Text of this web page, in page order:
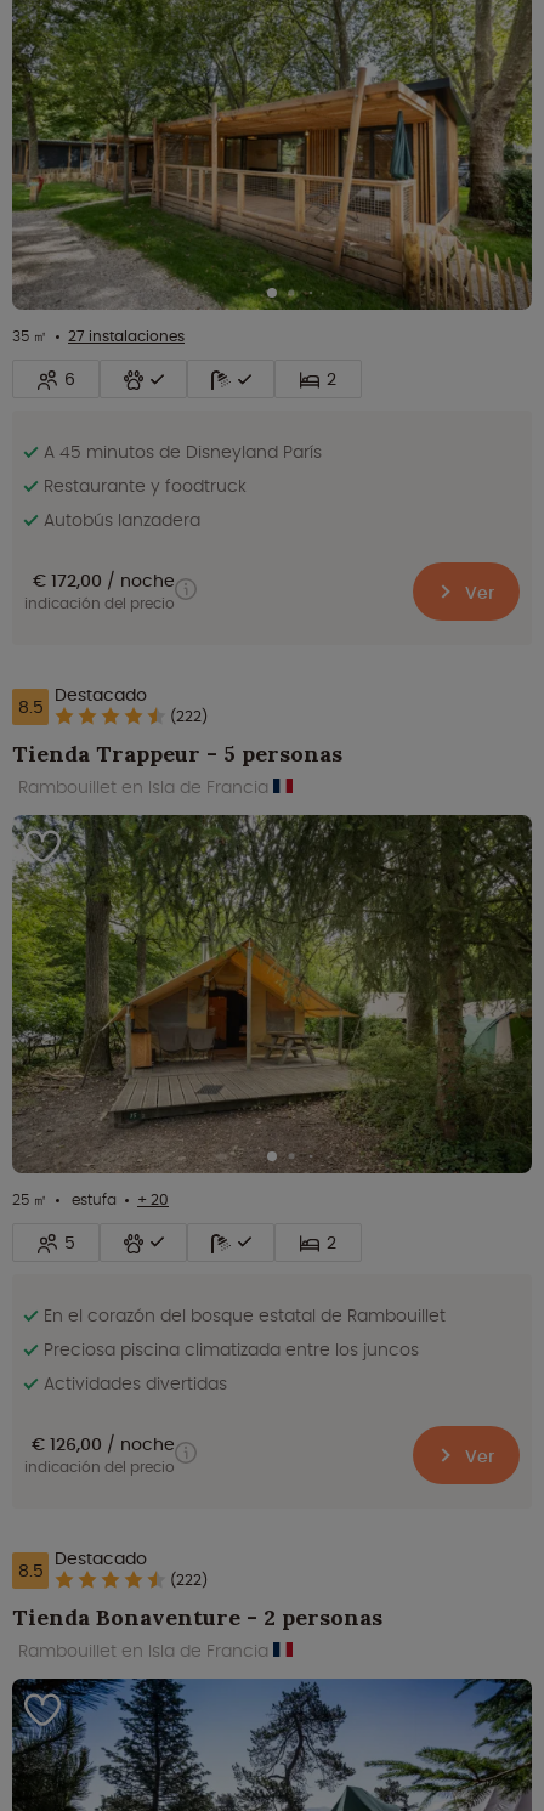
35 ㎡ 27 instalaciones
6 2
A 45 minutos de Disneyland París
Restaurante y foodtruck
Autobús lanzadera
€ 172,00 noche
indicación del precio Ver
8.5 Destacado
(222)
Tienda Trappeur - 5 personas
Rambouillet en Isla de Francia
25 ㎡ estufa + 20
5 2
En el corazón del bosque estatal de Rambouillet
Preciosa piscina climatizada entre los juncos
Actividades divertidas
€ 126,00 noche
indicación del precio Ver
8.5 Destacado
(222)
Tienda Bonaventure - 2 personas
Rambouillet en Isla de Francia